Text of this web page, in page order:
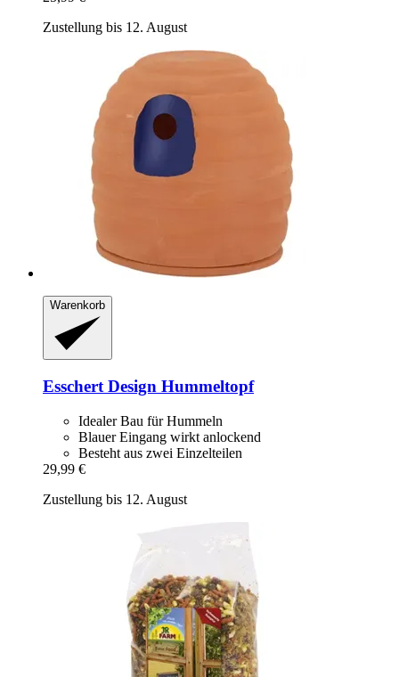
Zustellung bis 12. August
Warenkorb
Esschert Design Hummeltopf
Idealer Bau für Hummeln
Blauer Eingang wirkt anlockend
Besteht aus zwei Einzelteilen
29,99 €
Zustellung bis 12. August